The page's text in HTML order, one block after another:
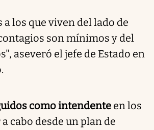
a los que viven del lado de
son mínimos y del
aseveró el jefe de Estado en
como intendente en los
cabo desde un plan de